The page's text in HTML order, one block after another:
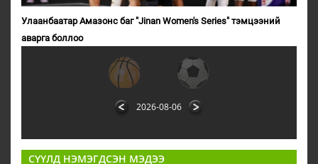
Улаанбаатар Амазонс баг "Jinan Women's Series" тэмцээний
аварга боллоо
2026-08-06
СҮҮЛД НЭМЭГДСЭН МЭДЭЭ